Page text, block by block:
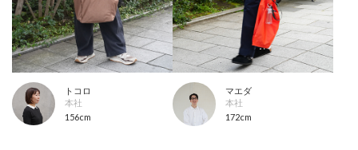
トコロ
本社
156cm
マエダ
本社
172cm